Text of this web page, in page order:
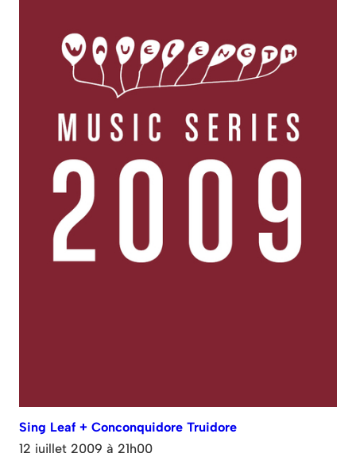
Sing Leaf + Conconquidore Truidore
12 juillet 2009 à 21h00